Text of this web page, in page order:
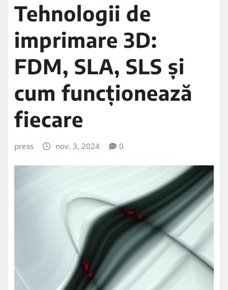
Tehnologii de
imprimare 3D:
FDM, SLA, SLS și
cum funcționează
fiecare
press nov. 3, 2024 0